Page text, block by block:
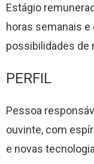
Estágio
horas semanais
possibilidades de
PERFIL
Pessoa
ouvinte, com
e novas